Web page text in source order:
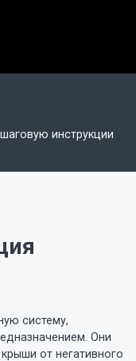
инструкции
систему,
Они
от негативного